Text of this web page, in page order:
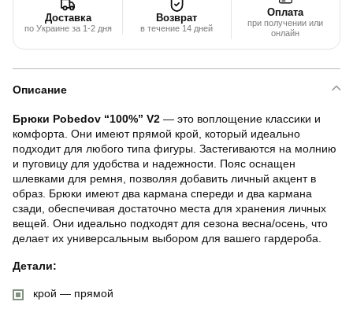
Доставка
по Украине за 1-2 дня
Возврат
в течение 14 дней
Оплата
при получении или
онлайн
Описание
Брюки Pobedov “100%” V2 — это воплощение классики и
комфорта. Они имеют прямой крой, который идеально
подходит для любого типа фигуры. Застегиваются на молнию
и пуговицу для удобства и надежности. Пояс оснащен
шлевками для ремня, позволяя добавить личный акцент в
образ. Брюки имеют два кармана спереди и два кармана
сзади, обеспечивая достаточно места для хранения личных
вещей. Они идеально подходят для сезона весна/осень, что
делает их универсальным выбором для вашего гардероба.
Детали:
крой — прямой